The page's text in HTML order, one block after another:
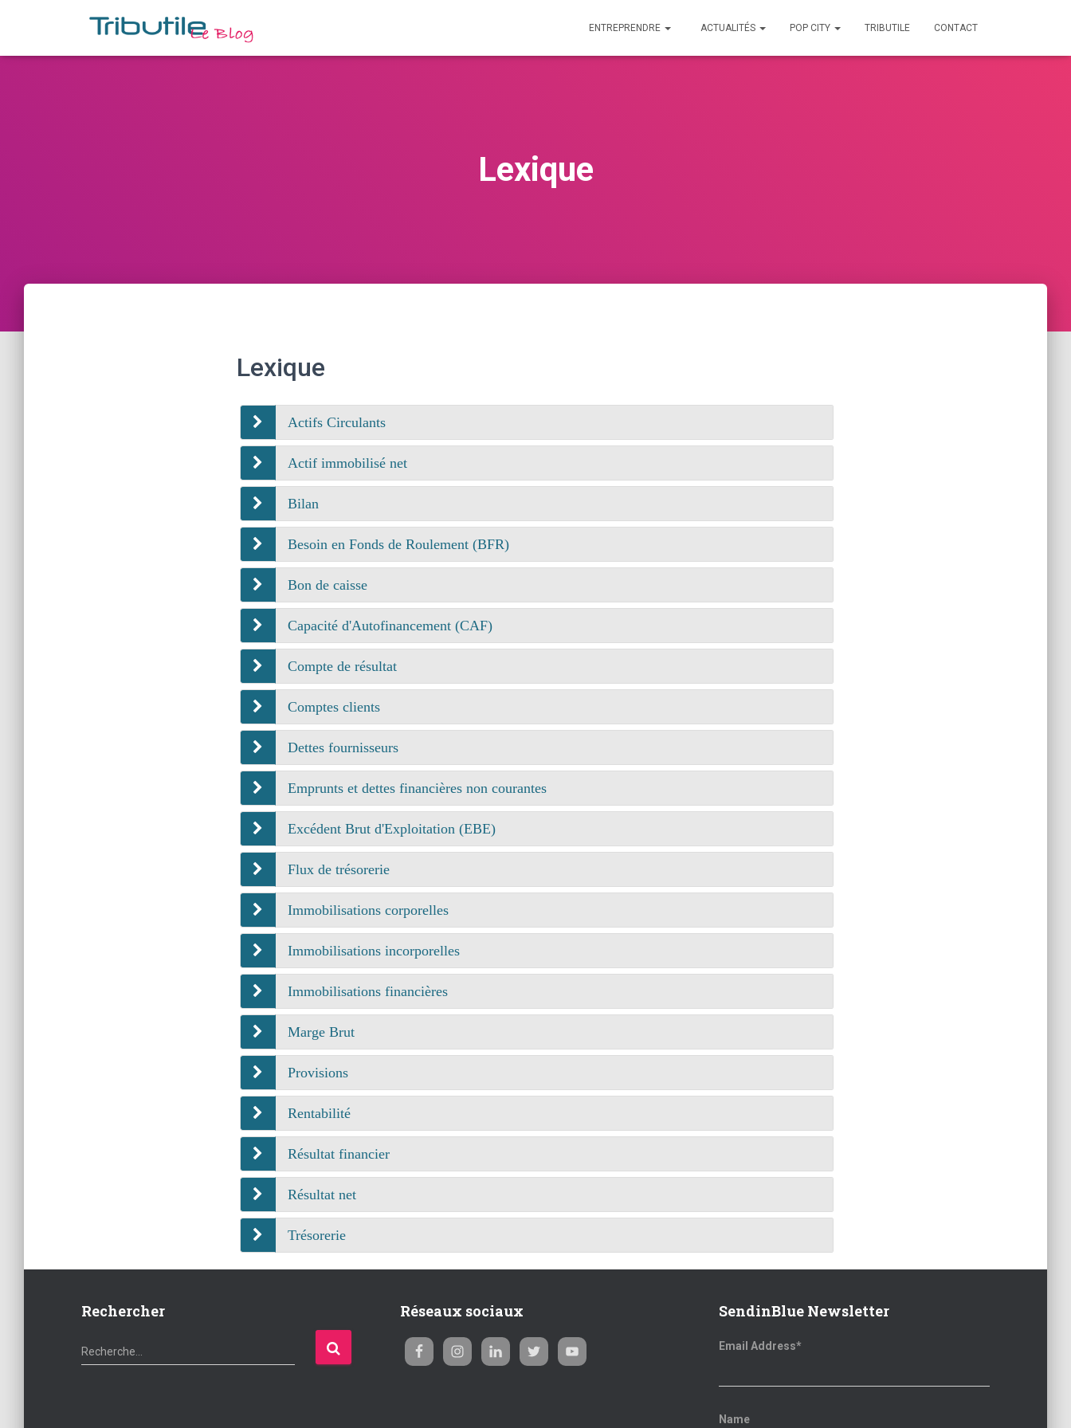
ENTREPRENDRE ACTUALITÉS POP CITY TRIBUTILE CONTACT
Lexique
Lexique
Actifs Circulants
Actif immobilisé net
Bilan
Besoin en Fonds de Roulement (BFR)
Bon de caisse
Capacité d'Autofinancement (CAF)
Compte de résultat
Comptes clients
Dettes fournisseurs
Emprunts et dettes financières non courantes
Excédent Brut d'Exploitation (EBE)
Flux de trésorerie
Immobilisations corporelles
Immobilisations incorporelles
Immobilisations financières
Marge Brut
Provisions
Rentabilité
Résultat financier
Résultat net
Trésorerie
Rechercher
R
e
Recherche…
Réseaux sociaux SendinBlue Newsletter
Email Address*
Name